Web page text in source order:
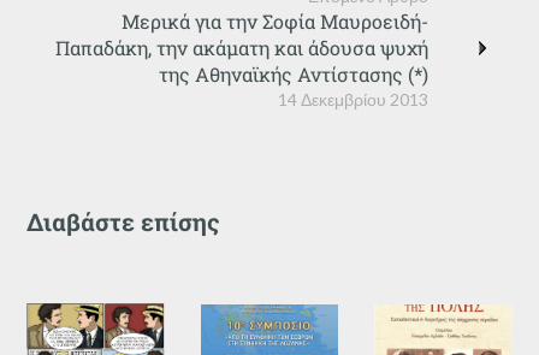
14 Δεκεμβρίου 2013
Μερικά για την Σοφία Μαυροειδή-
Παπαδάκη, την ακάματη και άδουσα ψυχή
της Αθηναϊκής Αντίστασης (*)
Διαβάστε επίσης